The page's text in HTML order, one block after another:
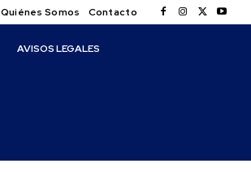
Quiénes Somos Contacto
AVISOS LEGALES